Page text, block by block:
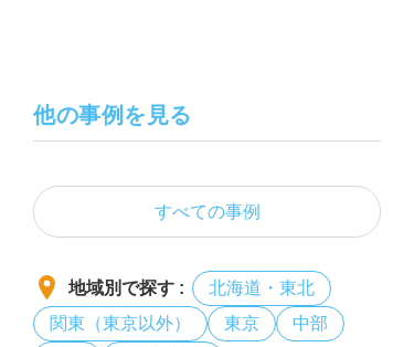
他の事例を見る
すべての事例
地域別で探す :
北海道・東北
関東（東京以外）
東京
中部